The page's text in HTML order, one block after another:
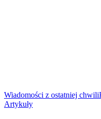
Wiadomości z ostatniej chwili
Artykuły